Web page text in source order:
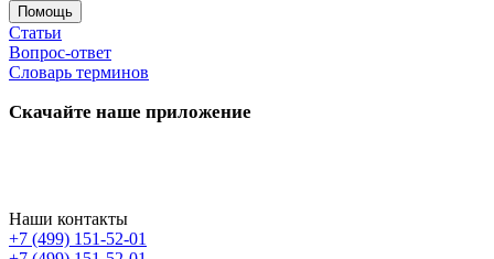
Помощь
Статьи
Вопрос-ответ
Словарь терминов
Скачайте наше приложение
Наши контакты
+7 (499) 151-52-01